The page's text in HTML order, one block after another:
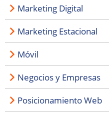
Marketing Digital
Marketing Estacional
Móvil
Negocios y Empresas
Posicionamiento Web